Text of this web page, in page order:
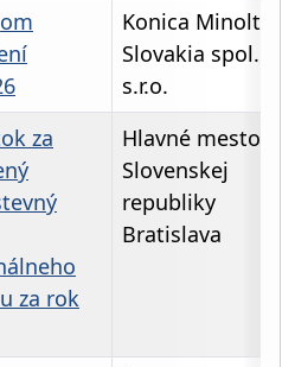
Konica Minolta
Slovakia spol.
s.r.o.
za
za rok
Hlavné mesto
Slovenskej
republiky
Bratislava